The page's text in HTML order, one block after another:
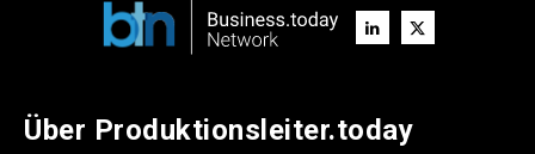
Über Produktionsleiter.today